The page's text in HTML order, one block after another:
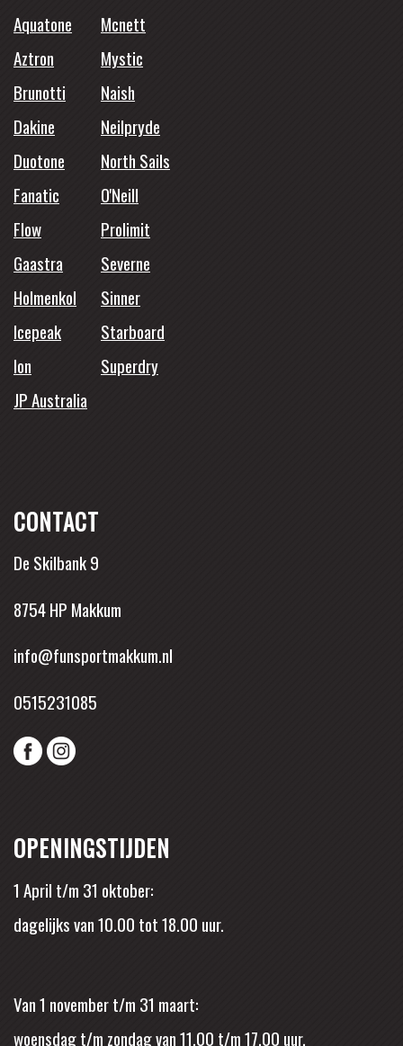
Aquatone
Mcnett
Aztron
Mystic
Brunotti
Naish
Dakine
Neilpryde
Duotone
North Sails
Fanatic
O'Neill
Flow
Prolimit
Gaastra
Severne
Holmenkol
Sinner
Icepeak
Starboard
Ion
Superdry
JP Australia
CONTACT
De Skilbank 9
8754 HP Makkum
info@funsportmakkum.nl
0515231085
OPENINGSTIJDEN
1 April t/m 31 oktober:
dagelijks van 10.00 tot 18.00 uur.
Van 1 november t/m 31 maart:
woensdag t/m zondag van 11.00 t/m 17.00 uur.